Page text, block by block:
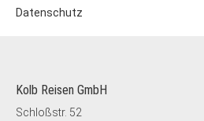
Datenschutz
Kolb Reisen GmbH
Schloßstr. 52